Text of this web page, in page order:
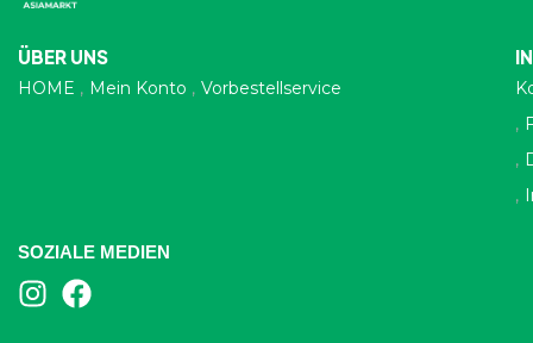
ÜBER UNS
HOME Mein Konto Vorbestellservice
SOZIALE MEDIEN